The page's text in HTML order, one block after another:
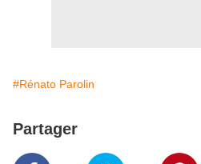
#Rénato Parolin
Partager